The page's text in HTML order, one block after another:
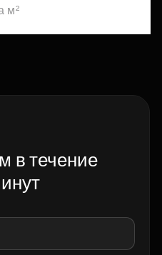
м²
в течение